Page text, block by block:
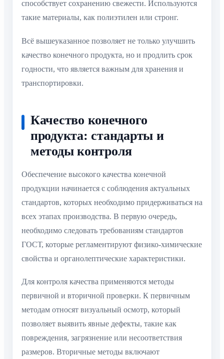
способствует сохранению свежести. Используются
такие материалы, как полиэтилен или стронг.
Всё вышеуказанное позволяет не только улучшить
качество конечного продукта, но и продлить срок
годности, что является важным для хранения и
транспортировки.
Качество конечного
продукта: стандарты и
методы контроля
Обеспечение высокого качества конечной
продукции начинается с соблюдения актуальных
стандартов, которых необходимо придерживаться на
всех этапах производства. В первую очередь,
необходимо следовать требованиям стандартов
ГОСТ, которые регламентируют физико-химические
свойства и органолептические характеристики.
Для контроля качества применяются методы
первичной и вторичной проверки. К первичным
методам относят визуальный осмотр, который
позволяет выявить явные дефекты, такие как
повреждения, загрязнение или несоответствия
размеров. Вторичные методы включают